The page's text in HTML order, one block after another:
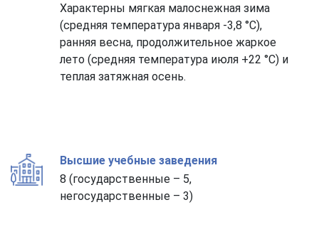
Характерны мягкая малоснежная зима
(средняя температура января -3,8 °С),
ранняя весна, продолжительное жаркое
лето (средняя температура июля +22 °С) и
теплая затяжная осень.
Высшие учебные заведения
8 (государственные – 5,
негосударственные – 3)